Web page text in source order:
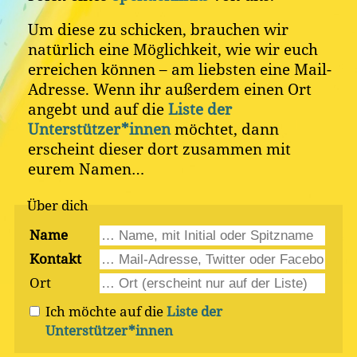
Um diese zu schicken, brauchen wir
natürlich eine Möglichkeit, wie wir euch
erreichen können – am liebsten eine Mail-
Adresse. Wenn ihr außerdem einen Ort
angebt und auf die Liste der
Unterstützer*innenmöchtet, dann
erscheint dieser dort zusammen mit
eurem Namen…
Über dich
Name
Kontakt
Ort
Ich möchte auf dieListe der
Unterstützer*innen